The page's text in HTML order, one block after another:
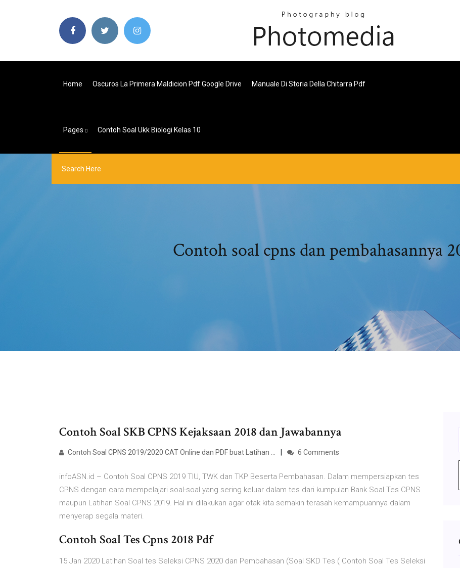
Home Oscuros La Primera Maldicion Pdf Google Drive Manuale Di Storia Della Chitarra Pdf
Pages Contoh Soal Ukk Biologi Kelas 10
Contoh soal cpns dan pembahasannya
Contoh Soal SKB CPNS Kejaksaan 2018 dan Jawabannya
Contoh Soal CPNS 2019/2020 CAT Online dan PDF buat Latihan ... 6 Comments
infoASN.id – Contoh Soal CPNS 2019 TIU, TWK dan TKP Beserta Pembahasan. Dalam mempersiapkan tes
CPNS dengan cara mempelajari soal-soal yang sering keluar dalam tes dari kumpulan Bank Soal Tes CPNS
maupun Latihan Soal CPNS 2019. Hal ini dilakukan agar otak kita semakin terasah kemampuannya dalam
menyerap segala materi.
Contoh Soal Tes Cpns 2018 Pdf
15 Jan 2020 Latihan Soal tes Seleksi CPNS 2020 dan Pembahasan (Soal SKD Tes ( Contoh Soal Tes Seleksi